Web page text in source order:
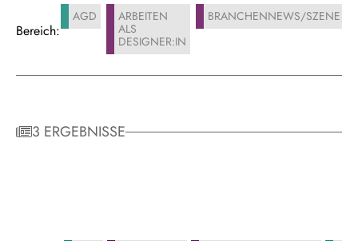
Bereich:
AGD
ARBEITEN
ALS
DESIGNER:IN
BRANCHENNEWS/SZENE
3 ERGEBNISSE